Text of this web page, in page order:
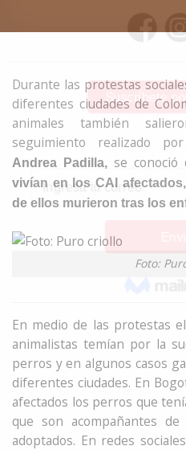
Durante las protestas
diferentes ciudades de
animales también
seguimiento realizado
Andrea Padilla,se conoció
vivían en los CAI
de ellos murieron tras los
Foto:
En medio de las protestas
animalistas temían por la
perros y en algunos casos
diferentes ciudades. En
afectados los perros que
que son acompañantes
adoptados. En redes